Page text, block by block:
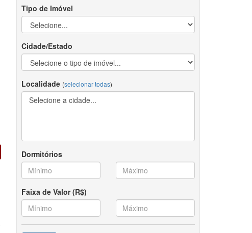
Tipo de Imóvel
Cidade/Estado
Localidade (selecionar todas)
Dormitórios
Faixa de Valor (R$)